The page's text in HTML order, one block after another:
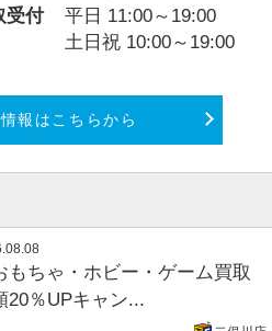
受付
平日 11:00～19:00
土日祝 10:00～19:00
報はこちらから
もちゃ・ホビー・ゲーム買取
20％UPキャン...